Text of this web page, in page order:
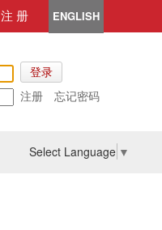
注 册 ENGLISH
登录
注册 忘记密码
Select Language ▼